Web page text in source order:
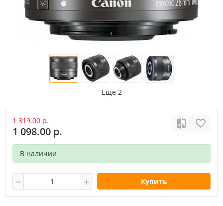
Еще 2
1 319.00 р.
1 098.00 р.
В наличии
Купить